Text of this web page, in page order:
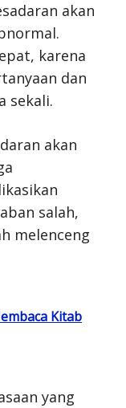
akan
karena
dan
sekali.
akan
salah,
melenceng
Kitab
yang